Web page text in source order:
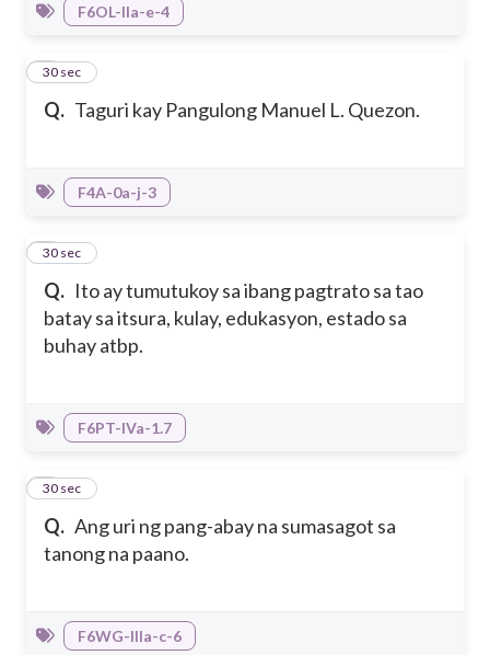
F6OL-IIa-e-4
Q. Taguri kay Pangulong Manuel L. Quezon.
7
30 sec
F4A-0a-j-3
Q. Ito ay tumutukoy sa ibang pagtrato sa tao
batay sa itsura, kulay, edukasyon, estado sa
buhay atbp.
8
30 sec
F6PT-IVa-1.7
Q. Ang uri ng pang-abay na sumasagot sa
tanong na paano.
9
30 sec
F6WG-IIIa-c-6